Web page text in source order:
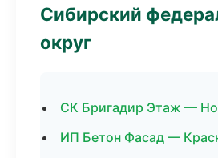
Сибирский
округ
СК Бригадир Этаж —
ИП Бетон Фасад —